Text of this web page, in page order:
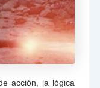
acción, la lógica